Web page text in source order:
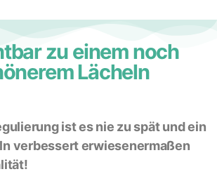
zu einem noch
Lächeln
ist es nie zu spät und ein
verbessert erwiesenermaßen